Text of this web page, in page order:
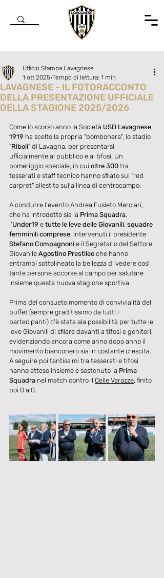
LAVAGNESE - IL FOTORACCONTO
DELLA PRESENTAZIONE UFFICIALE
DELLA STAGIONE 2025/2026
Ufficio Stampa Lavagnese
1 ott 2025 Tempo di lettura: 1 min
Come lo scorso anno la Società USD Lavagnese
1919 ha scelto la propria "bombonera", lo stadio
"Riboli" di Lavagna, per presentarsi
ufficialmente al pubblico e ai tifosi. Un
pomeriggio speciale, in cui oltre 300 tra
tesserati e staff tecnico hanno sfilato sul "red
carpret" allestito sulla linea di centrocampo.
A condurre l'evento Andrea Fusieto Merciari,
che ha introdotto sia la Prima Squadra,
l'Under19 e tutte le leve delle Giovanili, squadre
femminili comprese. Intervenuti il presidente
Stefano Compagnoni e il Segretario del Settore
Giovanile Agostino Prestileo che hanno
entrambi sottolineato la bellezza di vedere così
tante persone accorse al campo per salutare
insieme questa nuova stagione sportiva
Prima del consueto momento di convivialità del
buffet (sempre graditissimo da tutti i
partecipanti) c'è stata ala possibilità per tutte le
leve Giovanili di sfilare davanti a tifosi e genitori,
evidenziando ancora come anno dopo anno il
movimento bianconero sia in costante crescita.
A seguire poi tantissimi tra tesserati e tifosi
hanno atteso insieme e sostenuto la Prima
Squadra nel match contro il Celle Varazze, finito
poi 0 a 0.